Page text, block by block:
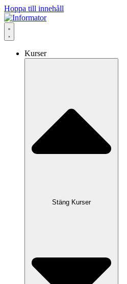
Hoppa till innehåll
Kurser
Stäng Kurser